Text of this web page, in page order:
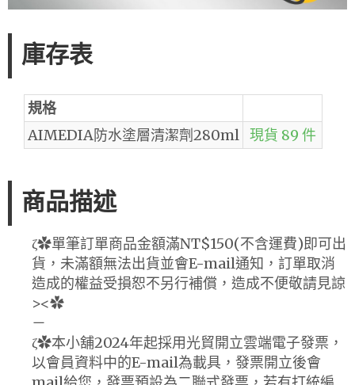
庫存表
規格
AIMEDIA防水塗層清潔劑280ml 現貨 89 件
商品描述
ζ✿單筆訂單商品金額滿NT$150(不含運費)即可出
貨，未滿額無法出貨並會E-mail通知，訂單取消
造成的權益受損恕不另行補償，造成不便敬請見諒
><✿
－
ζ✿本小舖2024年起採用光貿開立雲端電子發票，
以會員資料中的E-mail為載具，發票開立後會